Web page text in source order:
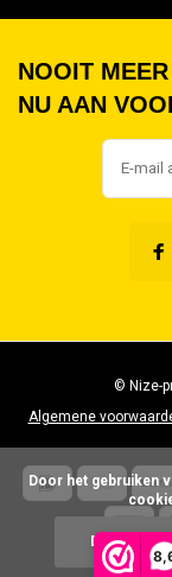
NOOIT
NU AAN
Algemene
© Nize-
Dit bericht